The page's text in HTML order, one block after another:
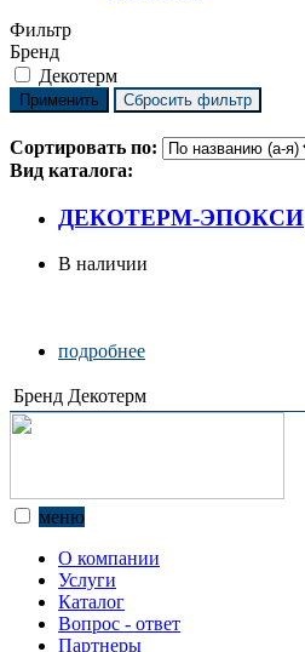
Фильтр
Бренд
Декотерм
Сортировать по:
Вид каталога:
ДЕКОТЕРМ-ЭПОКСИ
В наличии
подробнее
Бренд Декотерм
меню
О компании
Услуги
Каталог
Вопрос - ответ
Партнеры